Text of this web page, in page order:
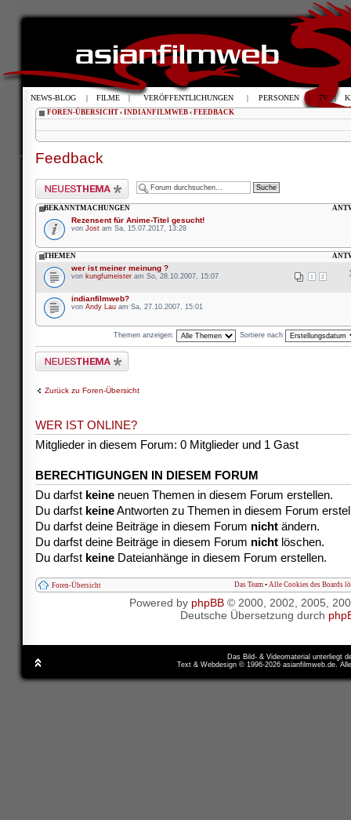
FOREN-ÜBERSICHT ‹ INDIANFILMWEB ‹ FEEDBACK
Feedback
Neues Thema erstellen
BEKANNTMACHUNGEN
Rezensent für Anime-Titel gesucht!
von Jost am Sa, 15.07.2017, 13:28
THEMEN
wer ist meiner meinung ?
1 2
von kungfumeister am So, 28.10.2007, 15:07
indianfilmweb?
von Andy Lau am Sa, 27.10.2007, 15:01
Themen anzeigen: Sortiere nach
Neues Thema erstellen
Zurück zu Foren-Übersicht
WER IST ONLINE?
Mitglieder in diesem Forum: 0 Mitglieder und 1 Gast
BERECHTIGUNGEN IN DIESEM FORUM
Du darfst keine neuen Themen in diesem Forum erstellen.
Du darfst keineAntworten zu Themen in diesem Forum
Du darfst deine Beiträge in diesem Forum nicht ändern.
Du darfst deine Beiträge in diesem Forum nicht löschen.
Du darfst keine Dateianhänge in diesem Forum erstellen.
Foren-Übersicht Das Team • Alle Cookies des Boards
Powered by phpBB© 2000, 2002, 2005,
Deutsche Übersetzung durch
Das Bild- & Videomaterial unterliegt
Text & Webdesign © 1996-2026 asianfilmweb.de.
NEWS-BLOG | FILME | VERÖFFENTLICHUNGEN | PERSONEN | TV |